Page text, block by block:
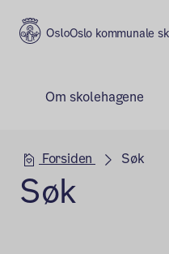
Oslo kommunale
Om skolehagene
Forsiden Søk
Søk